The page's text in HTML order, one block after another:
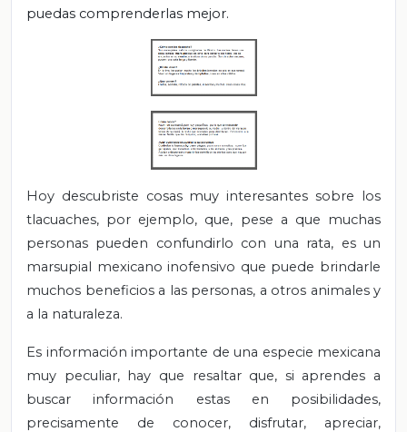
puedas comprenderlas mejor.
Hoy descubriste cosas muy interesantes sobre los
tlacuaches, por ejemplo, que, pese a que muchas
personas pueden confundirlo con una rata, es un
marsupial mexicano inofensivo que puede brindarle
muchos beneficios a las personas, a otros animales y
a la naturaleza.
Es información importante de una especie mexicana
muy peculiar, hay que resaltar que, si aprendes a
buscar información estas en posibilidades,
precisamente de conocer, disfrutar, apreciar,